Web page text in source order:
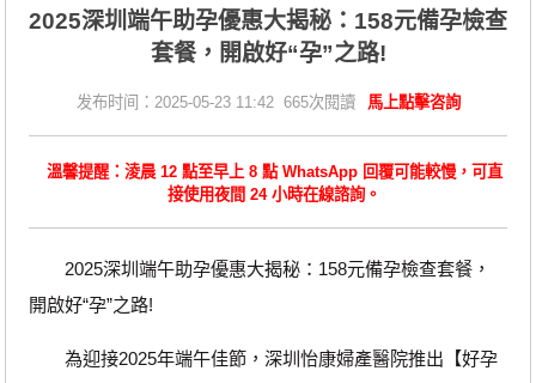
2025深圳端午助孕優惠大揭秘：158元備孕檢查
套餐，開啟好“孕”之路!
发布时间：2025-05-23 11:42 665次閱讀 馬上點擊咨詢
溫馨提醒：淩晨 12 點至早上 8 點 WhatsApp 回覆可能較慢，可直
接使用夜間 24 小時在線諮詢。
2025深圳端午助孕優惠大揭秘：158元備孕檢查套餐，
開啟好“孕”之路!
為迎接2025年端午佳節，深圳怡康婦產醫院推出【好孕